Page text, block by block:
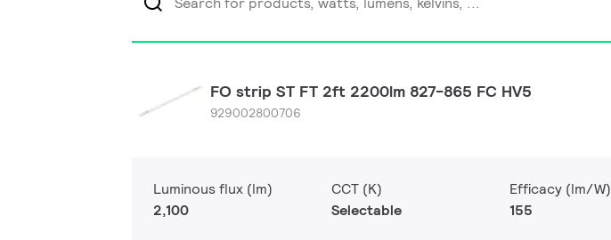
FO strip ST FT 2ft 2200lm 827-865 FC HV5
929002800706
Luminous flux (lm)
2,100
CCT (K)
Selectable
Efficacy (lm/W)
155